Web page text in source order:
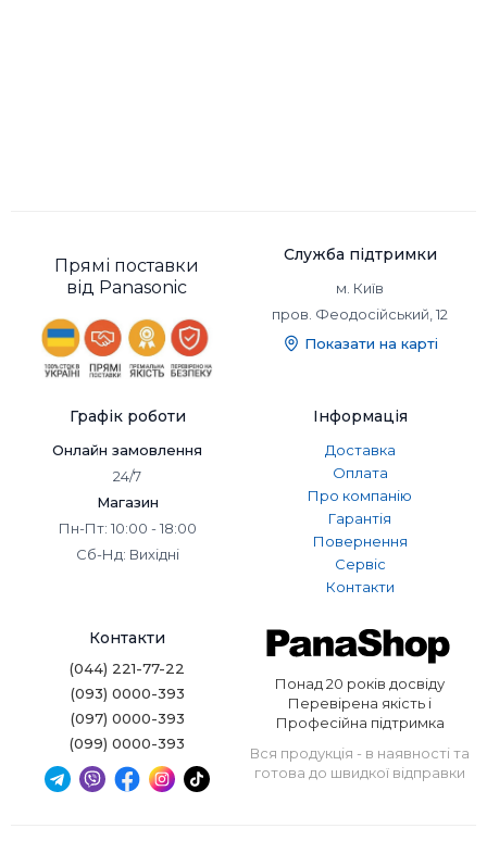
Прямі поставки
від Panasonic
Служба підтримки
м. Київ
пров. Феодосійський, 12
Показати на карті
Графік роботи
Онлайн замовлення
24/7
Магазин
Пн-Пт: 10:00 - 18:00
Сб-Нд: Вихідні
Інформація
Доставка
Оплата
Про компанію
Гарантія
Повернення
Сервіс
Контакти
Контакти
(044) 221-77-22
(093) 0000-393
(097) 0000-393
(099) 0000-393
Понад 20 років досвіду
Перевірена якість і
Професійна підтримка
Вся продукція - в наявності та
готова до швидкої відправки